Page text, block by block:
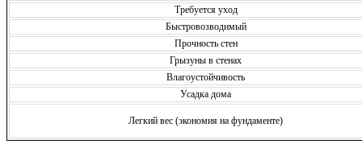
Требуется уход
Быстровозводимый
Прочность стен
Грызуны в стенах
Влагоустойчивость
Усадка дома
Легкий вес (экономия на фундаменте)